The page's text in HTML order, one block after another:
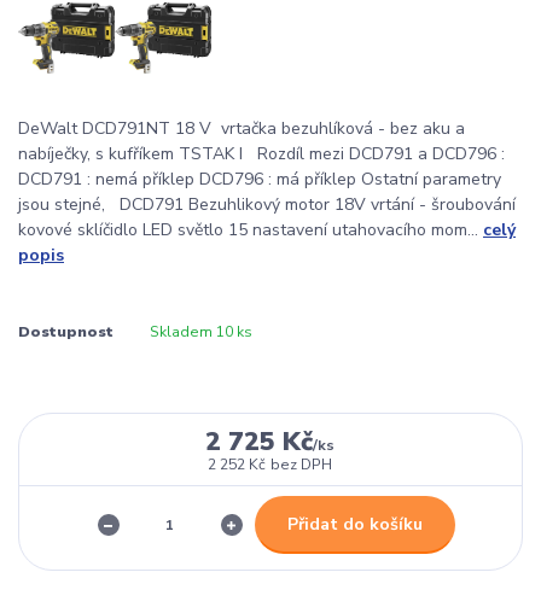
DeWalt DCD791NT 18 V vrtačka bezuhlíková - bez aku a
nabíječky, s kufříkem TSTAK I Rozdíl mezi DCD791 a DCD796 :
DCD791 : nemá příklep DCD796 : má příklep Ostatní parametry
jsou stejné, DCD791 Bezuhlikový motor 18V vrtání - šroubování
kovové sklíčidlo LED světlo 15 nastavení utahovacího mom... celý
popis
Dostupnost Skladem 10 ks
2 725 Kč/ks
2 252 Kč bez DPH
Přidat do košíku